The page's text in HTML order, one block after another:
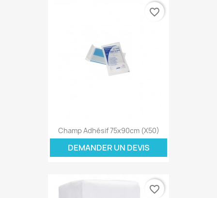
Champ Adhésif 75x90cm (x50)
DEMANDER UN DEVIS
favorite_border
favorite_border